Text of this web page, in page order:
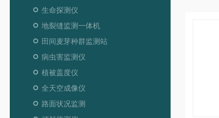
生命探测仪
地裂缝监测一体机
田间麦芽种群监测站
病虫害监测仪
植被盖度仪
全天空成像仪
路面状况监测